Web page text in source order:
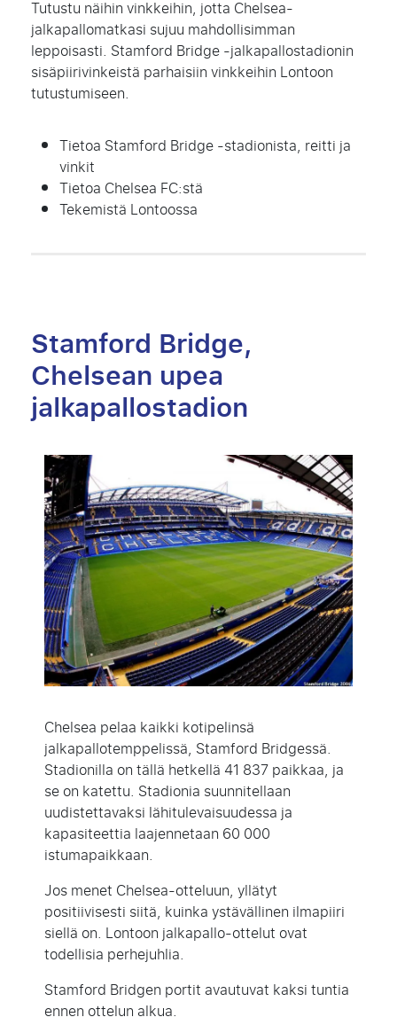
Tutustu näihin vinkkeihin, jotta Chelsea-
jalkapallomatkasi sujuu mahdollisimman
leppoisasti. Stamford Bridge-jalkapallostadionin
sisäpiirivinkeistä parhaisiin vinkkeihin Lontoon
tutustumiseen.
Tietoa Stamford Bridge -stadionista, reitti ja
vinkit
Tietoa Chelsea FC:stä
Tekemistä Lontoossa
Stamford Bridge,
Chelsean upea
jalkapallostadion
Chelsea pelaa kaikki kotipelinsä
jalkapallotemppelissä, Stamford Bridgessä.
Stadionilla on tällä hetkellä 41 837 paikkaa, ja
se on katettu. Stadionia suunnitellaan
uudistettavaksi lähitulevaisuudessa ja
kapasiteettia laajennetaan 60 000
istumapaikkaan.
Jos menet Chelsea-otteluun, yllätyt
positiivisesti siitä, kuinka ystävällinen ilmapiiri
siellä on. Lontoon jalkapallo-ottelut ovat
todellisia perhejuhlia.
Stamford Bridgen portit avautuvat kaksi tuntia
ennen ottelun alkua.